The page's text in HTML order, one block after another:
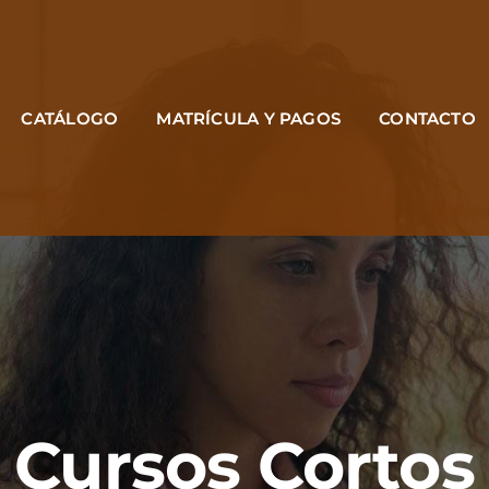
CATÁLOGO MATRÍCULA Y PAGOS CONTACTO
Cursos Cortos